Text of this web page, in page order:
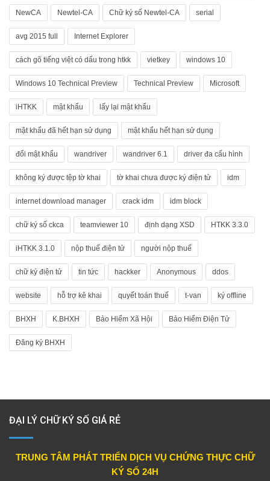
NewCA Newtel-CA Chữ ký số Newtel-CA serial
avg 2015 full Internet Explorer
cách gõ tiếng việt có dấu trong htkk vietkey windows 10
Windows 10 Technical Preview Technical Preview Microsoft
iHTKK mật khẩu lấy lại mật khẩu
mật khẩu đã hết hạn sử dụng mật khẩu hết hạn sử dụng
đổi mật khẩu wandriver wandriver 6.1 driver đa cấu hình
không ký được tệp tờ khai tờ khai chưa được ký điện tử idm
internet download manager crack idm idm block
chữ ký số ckca teamviewer 10 định dạng XSD HTKK 3.3.0
iHTKK 3.1.0 nộp thuế điện tử người nộp thuế
chữ ký điện tử tin tức hackker Anonymous ddos
website hỗ trợ kê khai quyết toán thuế t-van ký offline
BHXH K.BHXH Bảo Hiểm Xã Hội Bảo Hiểm Điện Tử
Đăng ký BHXH
ĐẠI LÝ CHỮ KÝ SỐ GIÁ RẺ
TRUNG TÂM PHÁT TRIỂN DỊCH VỤ CHỨNG THỰC CHỮ
KÝ SỐ 24H